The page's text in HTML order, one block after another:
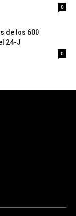
0
de los 600
24-J
0